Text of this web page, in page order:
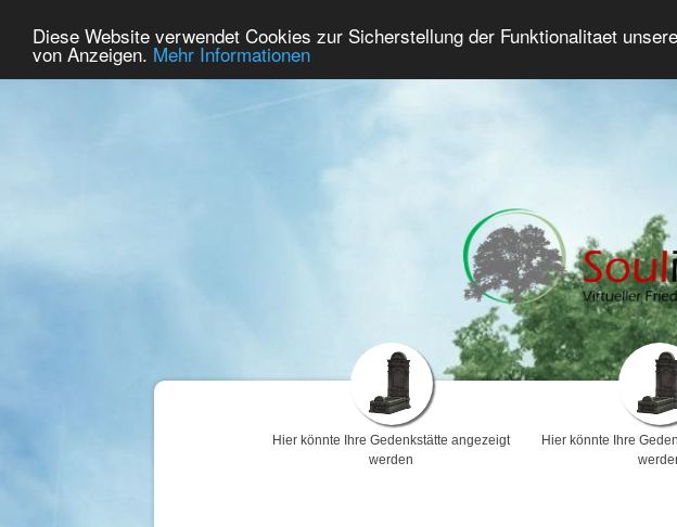
Diese Website verwendet Cookies zur Sicherstellung der Funktionalitaet
von Anzeigen. Mehr Informationen
Home Premium Gedenken Trauerforum
Hier könnte Ihre Gedenkstätte angezeigt
werden
Hier könnte Ihre